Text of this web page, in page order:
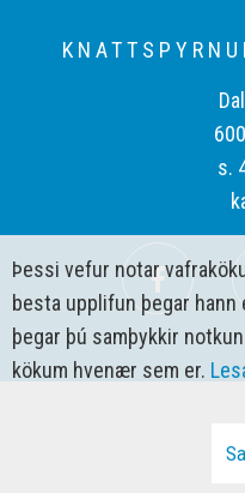
s.
Þessi vefur notar
besta upplifun þegar
þegar þú samþykkir
kökum hvenær sem er.